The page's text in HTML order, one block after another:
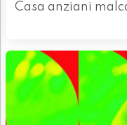
Casa anziani